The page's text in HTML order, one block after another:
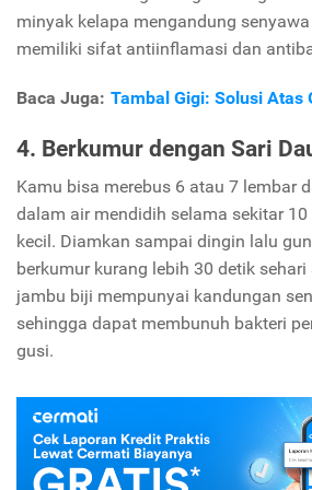
minyak kelapa mengandung
memiliki sifat antiinflamasi dan
Baca Juga: Tambal Gigi: Solusi Atas
4. Berkumur dengan Sari
Kamu bisa merebus 6 atau 7 lembar
dalam air mendidih selama sekitar
kecil. Diamkan sampai dingin lalu
berkumur kurang lebih 30 detik
jambu biji mempunyai kandungan
sehingga dapat membunuh bakteri
gusi.